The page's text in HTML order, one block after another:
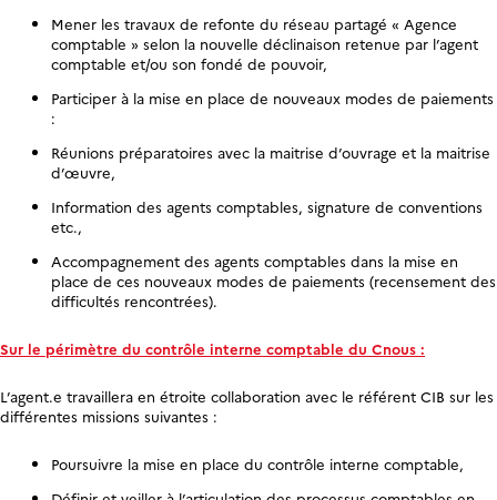
Mener les travaux de refonte du réseau partagé « Agence
comptable » selon la nouvelle déclinaison retenue par l’agent
comptable et/ou son fondé de pouvoir,
Participer à la mise en place de nouveaux modes de paiements
:
Réunions préparatoires avec la maitrise d’ouvrage et la maitrise
d’œuvre,
Information des agents comptables, signature de conventions
etc.,
Accompagnement des agents comptables dans la mise en
place de ces nouveaux modes de paiements (recensement des
difficultés rencontrées).
Sur le périmètre du contrôle interne comptable du Cnous :
L’agent.e travaillera en étroite collaboration avec le référent CIB sur les
différentes missions suivantes :
Poursuivre la mise en place du contrôle interne comptable,